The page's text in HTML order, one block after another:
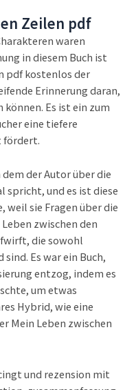
Zeilen pdf
waren
in diesem Buch ist
pdf kostenlos der
Erinnerung daran,
Es ist ein zum
eine tiefere
fördert.
der Autor über die
spricht, und es ist diese
sie Fragen über die
zwischen den
die sowohl
Es war ein Buch,
entzog, indem es
um etwas
Hybrid, wie eine
Mein Leben zwischen
und rezension mit